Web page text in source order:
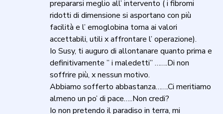
prepararsi meglio all’ intervento ( i fibromi
ridotti di dimensione si asportano con più
facilità e l’ emoglobina torna ai valori
accettabili, utili x affrontare l’ operazione).
Io Susy, ti auguro di allontanare quanto prima e
definitivamente ” i maledetti” …….Di non
soffrire più, x nessun motivo.
Abbiamo sofferto abbastanza…….Ci meritiamo
almeno un po’ di pace…..Non credi?
Io non pretendo il paradiso in terra, mi